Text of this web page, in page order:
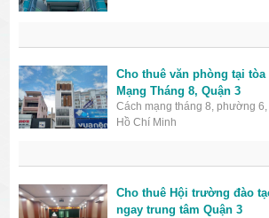
Cho thuê văn phòng tại tòa
Mạng Tháng 8, Quận 3
Cách mạng tháng 8, phường
Hồ Chí Minh
Cho thuê Hội trường đào
ngay trung tâm Quận 3